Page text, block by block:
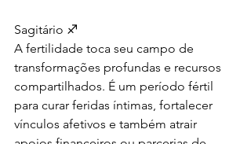
Sagitário ♐
A fertilidade toca seu campo de
transformações profundas e recursos
compartilhados. É um período fértil
para curar feridas íntimas, fortalecer
vínculos afetivos e também atrair